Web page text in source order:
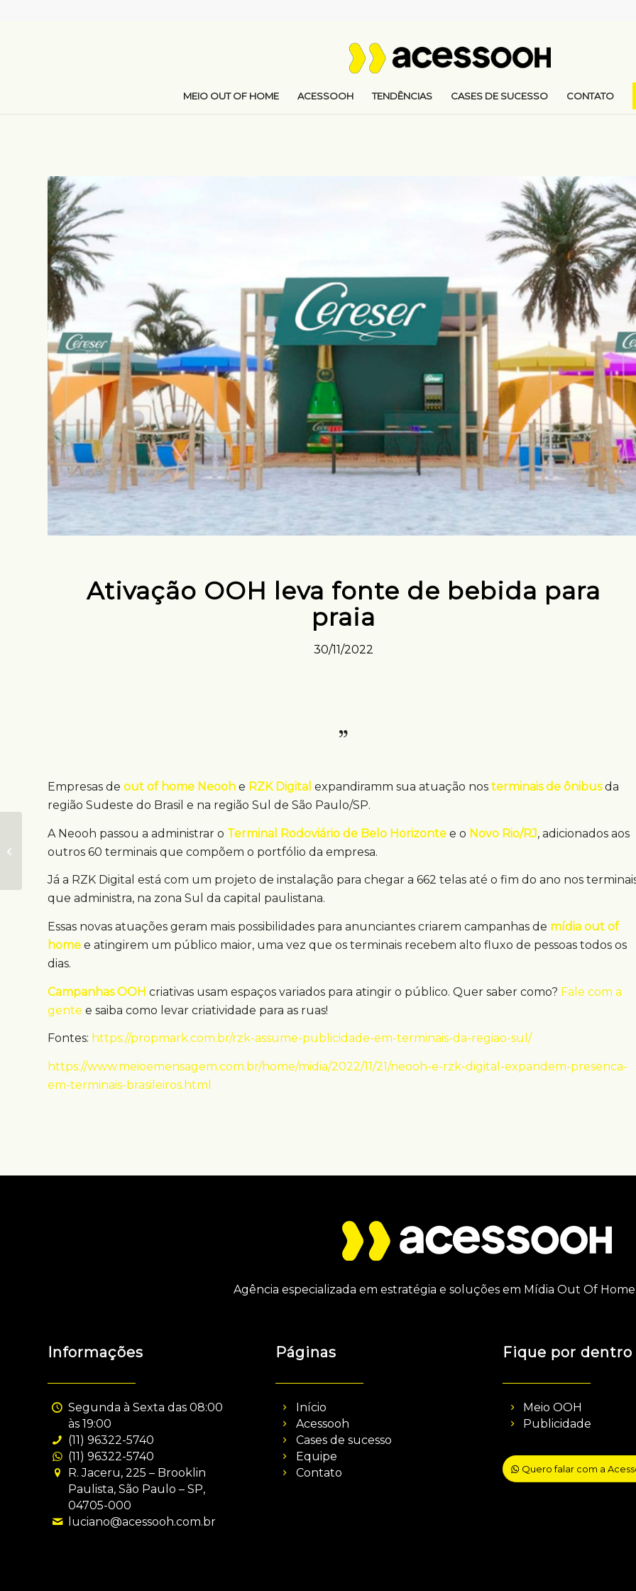
MEIO OUT OF HOME ACESSOOH TENDÊNCIAS CASES DE SUCESSO CONTATO
Ativação OOH leva fonte de bebida para
praia
30/11/2022
Empresas de out of home Neooh e RZK Digital expandiramm sua atuação nos terminais de ônibusda
região Sudeste do Brasil e na região Sul de São Paulo/SP.
A Neooh passou a administrar o Terminal Rodoviário de Belo Horizonte e o Novo Rio/RJ, adicionados aos
outros 60 terminais que compõem o portfólio da empresa.
Já a RZK Digital está com um projeto de instalação para chegar a 662 telas até o fim do ano nos
que administra, na zona Sul da capital paulistana.
Essas novas atuações geram mais possibilidades para anunciantes criarem campanhas de mídia out of
home e atingirem um público maior, uma vez que os terminais recebem alto fluxo de pessoas todos os
dias.
Campanhas OOH criativas usam espaços variados para atingir o público. Quer saber como? Fale com a
gente e saiba como levar criatividade para as ruas!
Fontes: https://propmark.com.br/rzk-assume-publicidade-em-terminais-da-regiao-sul/
https://www.meioemensagem.com.br/home/midia/2022/11/21/neooh-e-rzk-digital-expandem-presenca-
em-terminais-brasileiros.html
Agência especializada em estratégia e soluções em Mídia Out Of
Informações
Segunda à Sexta das 08:00
às 19:00
(11) 96322-5740
(11) 96322-5740
R. Jaceru, 225 – Brooklin
Paulista, São Paulo – SP,
04705-000
luciano@acessooh.com.br
Páginas
Início
Acessooh
Cases de sucesso
Equipe
Contato
Fique por dentro
Meio OOH
Publicidade
Quero falar com a
Neooh e RZK
ampliam presença